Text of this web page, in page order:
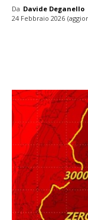
Da Davide Deganello
24 Febbraio 2026